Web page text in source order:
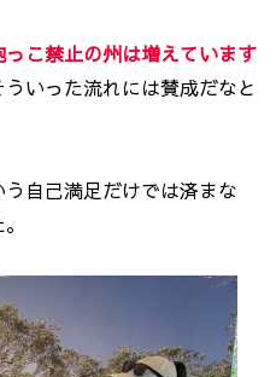
こ禁止の州は増えています
いった流れには賛成だなと
自己満足だけでは済まな